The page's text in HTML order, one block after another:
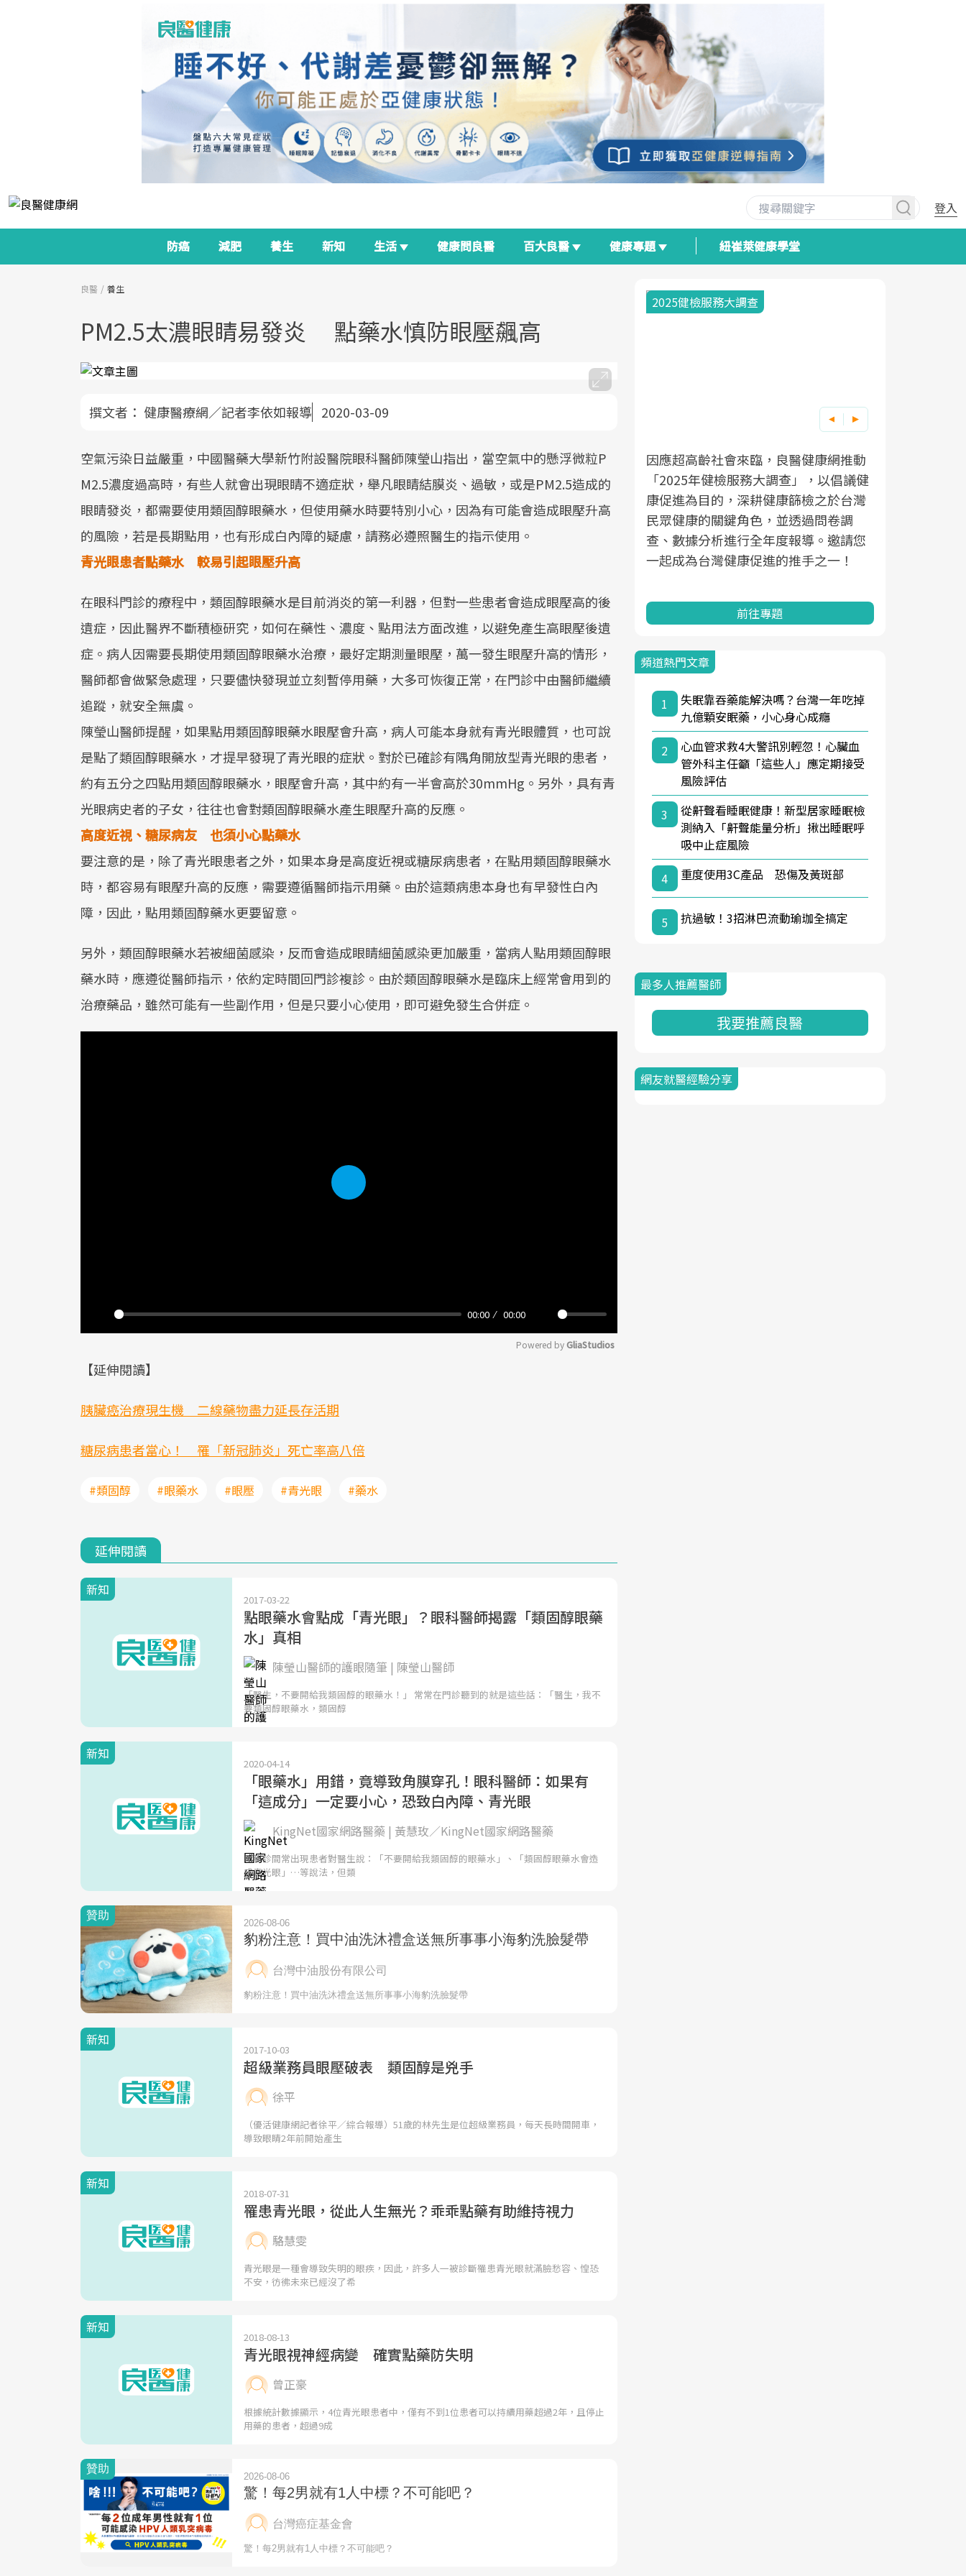
登入
防癌 減肥 養生 新知 生活 健康問良醫 百大良醫 健康專題 紐崔萊健康學堂
良醫 養生
PM2.5太濃眼睛易發炎 點藥水慎防眼壓飆高
撰文者： 健康醫療網／記者李依如報導 2020-03-09
空氣污染日益嚴重，中國醫藥大學新竹附設醫院眼科醫師陳瑩山指出，當空氣中的懸浮微粒P
M2.5濃度過高時，有些人就會出現眼睛不適症狀，舉凡眼睛結膜炎、過敏，或是PM2.5造成的
眼睛發炎，都需要使用類固醇眼藥水，但使用藥水時要特別小心，因為有可能會造成眼壓升高
的風險，若是長期點用，也有形成白內障的疑慮，請務必遵照醫生的指示使用。
青光眼患者點藥水 較易引起眼壓升高
在眼科門診的療程中，類固醇眼藥水是目前消炎的第一利器，但對一些患者會造成眼壓高的後
遺症，因此醫界不斷積極研究，如何在藥性、濃度、點用法方面改進，以避免產生高眼壓後遺
症。病人因需要長期使用類固醇眼藥水治療，最好定期測量眼壓，萬一發生眼壓升高的情形，
醫師都會做緊急處理，只要儘快發現並立刻暫停用藥，大多可恢復正常，在門診中由醫師繼續
追蹤，就安全無虞。
陳瑩山醫師提醒，如果點用類固醇眼藥水眼壓會升高，病人可能本身就有青光眼體質，也可說
是點了類固醇眼藥水，才提早發現了青光眼的症狀。對於已確診有隅角開放型青光眼的患者，
約有五分之四點用類固醇眼藥水，眼壓會升高，其中約有一半會高於30mmHg。另外，具有青
光眼病史者的子女，往往也會對類固醇眼藥水產生眼壓升高的反應。
高度近視、糖尿病友
也須小心點藥水
要注意的是，除了青光眼患者之外，如果本身是高度近視或糖尿病患者，在點用類固醇眼藥水
時，都容易有眼壓升高的反應，需要遵循醫師指示用藥。由於這類病患本身也有早發性白內
障，因此，點用類固醇藥水更要留意。
另外，類固醇眼藥水若被細菌感染，反而會造成眼睛細菌感染更加嚴重，當病人點用類固醇眼
藥水時，應遵從醫師指示，依約定時間回門診複診。由於類固醇眼藥水是臨床上經常會用到的
治療藥品，雖然可能有一些副作用，但是只要小心使用，即可避免發生合併症。
Play
00:00 00:00
Mute
Play
Powered by GliaStudios
【延伸閱讀】
胰臟癌治療現生機 二線藥物盡力延長存活期
糖尿病患者當心！ 罹「新冠肺炎」死亡率高八倍
#類固醇 #眼藥水 #眼壓 #青光眼 #藥水
延伸閱讀
新知
2017-03-22
點眼藥水會點成「青光眼」？眼科醫師揭露「類固醇眼藥
水」真相
陳瑩山醫師的護眼隨筆 | 陳瑩山醫師
「醫生，不要開給我類固醇的眼藥水！」 常常在門診聽到的就是這些話：「醫生，我不
要類固醇眼藥水，類固醇
新知
2020-04-14
「眼藥水」用錯，竟導致角膜穿孔！眼科醫師：如果有
「這成分」一定要小心，恐致白內障、青光眼
KingNet國家網路醫藥 | 黃慧玫／KingNet國家網路醫藥
眼科診間常出現患者對醫生說：「不要開給我類固醇的眼藥水」、「類固醇眼藥水會造
成青光眼」…等說法，但類
新知
2017-10-03
超級業務員眼壓破表 類固醇是兇手
徐平
（優活健康網記者徐平／綜合報導）51歲的林先生是位超級業務員，每天長時間開車，
導致眼睛2年前開始產生
新知
2018-07-31
罹患青光眼，從此人生無光？乖乖點藥有助維持視力
駱慧雯
青光眼是一種會導致失明的眼疾，因此，許多人一被診斷罹患青光眼就滿臉愁容、惶恐
不安，彷彿未來已經沒了希
新知
2018-08-13
青光眼視神經病變 確實點藥防失明
曾正豪
根據統計數據顯示，4位青光眼患者中，僅有不到1位患者可以持續用藥超過2年，且停止
用藥的患者，超過9成
2025年，就到良醫生活祭體驗「一站式
健康新生活」，從講座、體驗到運動，
全面啟動你的健康革命！
前往專題
良醫健康網從「換季的身體變化」出
發，透過醫學觀點與日常感受的對話，
建立對亞健康的認知，進而引導實際的
改善行動。
前往專題
根據不同性別與年齡，帶你找到過去、
現在、未來的健康節點，理解身體的變
化，知道該如何照顧自己。
前往專題
因應超高齡社會來臨，良醫健康網推動
「2025年健檢服務大調查」，以倡議健
康促進為目的，深耕健康篩檢之於台灣
民眾健康的關鍵角色，並透過問卷調
查、數據分析進行全年度報導。邀請您
前往專題
面對超高齡社會的浪潮，台灣正在快速
邁向「健康照護」的新時代。隨著國家
政策如「健康台灣推動委員會」與「長
照3.0」的推進，「預防醫學」已成全民
關注的核心議題。然而，健檢不只是醫
療院所的服務，更是民眾了解自身健康
前往專題
頻道熱門文章
1
失眠靠吞藥能解決嗎？台灣一年吃掉
九億顆安眠藥，小心身心成癮
2
心血管求救4大警訊別輕忽！心臟血
管外科主任籲「這些人」應定期接受
風險評估
3
從鼾聲看睡眠健康！新型居家睡眠檢
測納入「鼾聲能量分析」揪出睡眠呼
吸中止症風險
4
重度使用3C產品 恐傷及黃斑部
5 抗過敏！3招淋巴流動瑜珈全搞定
最多人推薦醫師
我要推薦良醫
網友就醫經驗分享